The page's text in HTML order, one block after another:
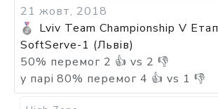
21 жовт, 2018
Lviv Team Championship V Етап
SoftServe-1 (Львів)
50% перемог 2 👍 vs 2 👎
у парі 80% перемог 4 👍 vs 1 👎